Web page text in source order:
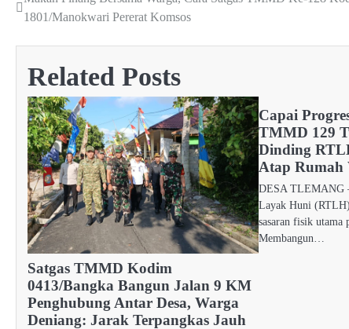
1801/Manokwari Pererat Komsos
Related Posts
Satgas TMMD Kodim
0413/Bangka Bangun Jalan 9 KM
Penghubung Antar Desa, Warga
Deniang: Jarak Terpangkas Jauh
Capai
TMMD 129
Dinding
Atap Rumah
​DESA TLEMANG
Layak Huni
sasaran fisik utama
Membangun…